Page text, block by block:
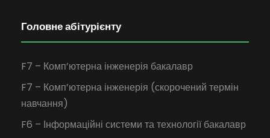
Головне абітурієнту
F7 – Комп’ютерна інженерія бакалавр
F7 – Комп’ютерна інженерія (скорочений термін
навчання)
F6 – Інформаційні системи та технології бакалавр